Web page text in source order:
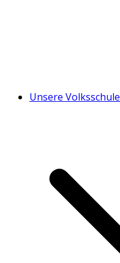
Unsere Volksschule